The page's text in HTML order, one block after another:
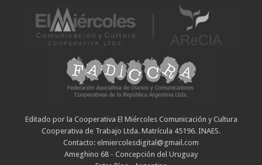
Editado por la Cooperativa El Miércoles Comunicación y Cultura
Cooperativa de Trabajo Ltda. Matrícula 45196. INAES.
Contacto: elmiercolesdigital@gmail.com
Ameghino 68 - Concepción del Uruguay